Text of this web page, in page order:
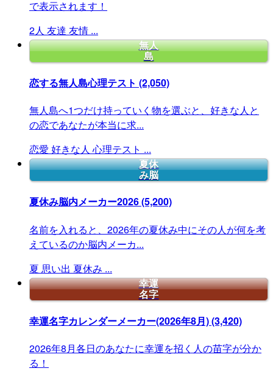
で表示されます！
2人 友達 友情 ...
無人
島
恋する無人島心理テスト (2,050)
無人島へ1つだけ持っていく物を選ぶと、好きな人と
の恋であなたが本当に求...
恋愛 好きな人 心理テスト ...
夏休
み脳
夏休み脳内メーカー2026(5,200)
名前を入れると、2026年の夏休み中にその人が何を考
えているのか脳内メーカ...
夏 思い出 夏休み ...
幸運
名字
幸運名字カレンダーメーカー(2026年8月)(3,420)
2026年8月各日のあなたに幸運を招く人の苗字が分か
る！